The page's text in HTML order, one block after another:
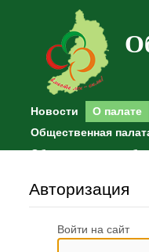
Новости О палате
Общественная
Общественные
Авторизация
Войти на сайт